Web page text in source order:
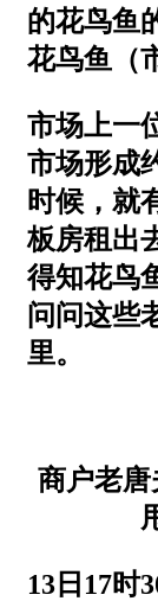
的花鸟鱼
花鸟鱼（
市场上一
市场形成
时候，就
板房租出
得知花鸟
问问这些
里。
商户老
13日17时